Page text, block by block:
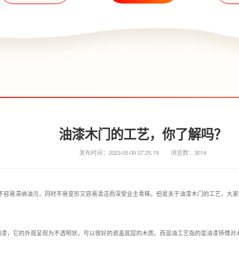
油漆木门的工艺，你了解吗？
发布时间：2023-05-09 07:25:19 浏览数：3014
容易滞纳油污，同时不易变形又容易清洁而深受业主青睐。但是关于油漆木门的工艺，大
，它的外观呈现为不透明状，可以很好的遮盖底层的木质。而混油工艺指的是油漆师傅